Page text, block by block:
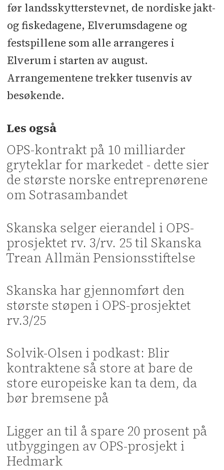
før landsskytterstevnet, de nordiske jakt-
og fiskedagene, Elverumsdagene og
festspillene som alle arrangeres i
Elverum i starten av august.
Arrangementene trekker tusenvis av
besøkende.
Les også
OPS-kontrakt på 10 milliarder
gryteklar for markedet - dette sier
de største norske entreprenørene
om Sotrasambandet
Skanska selger eierandel i OPS-
prosjektet rv. 3/rv. 25 til Skanska
Trean Allmän Pensionsstiftelse
Skanska har gjennomført den
største støpen i OPS-prosjektet
rv.3/25
Solvik-Olsen i podkast: Blir
kontraktene så store at bare de
store europeiske kan ta dem, da
bør bremsene på
Ligger an til å spare 20 prosent på
utbyggingen av OPS-prosjekt i
Hedmark